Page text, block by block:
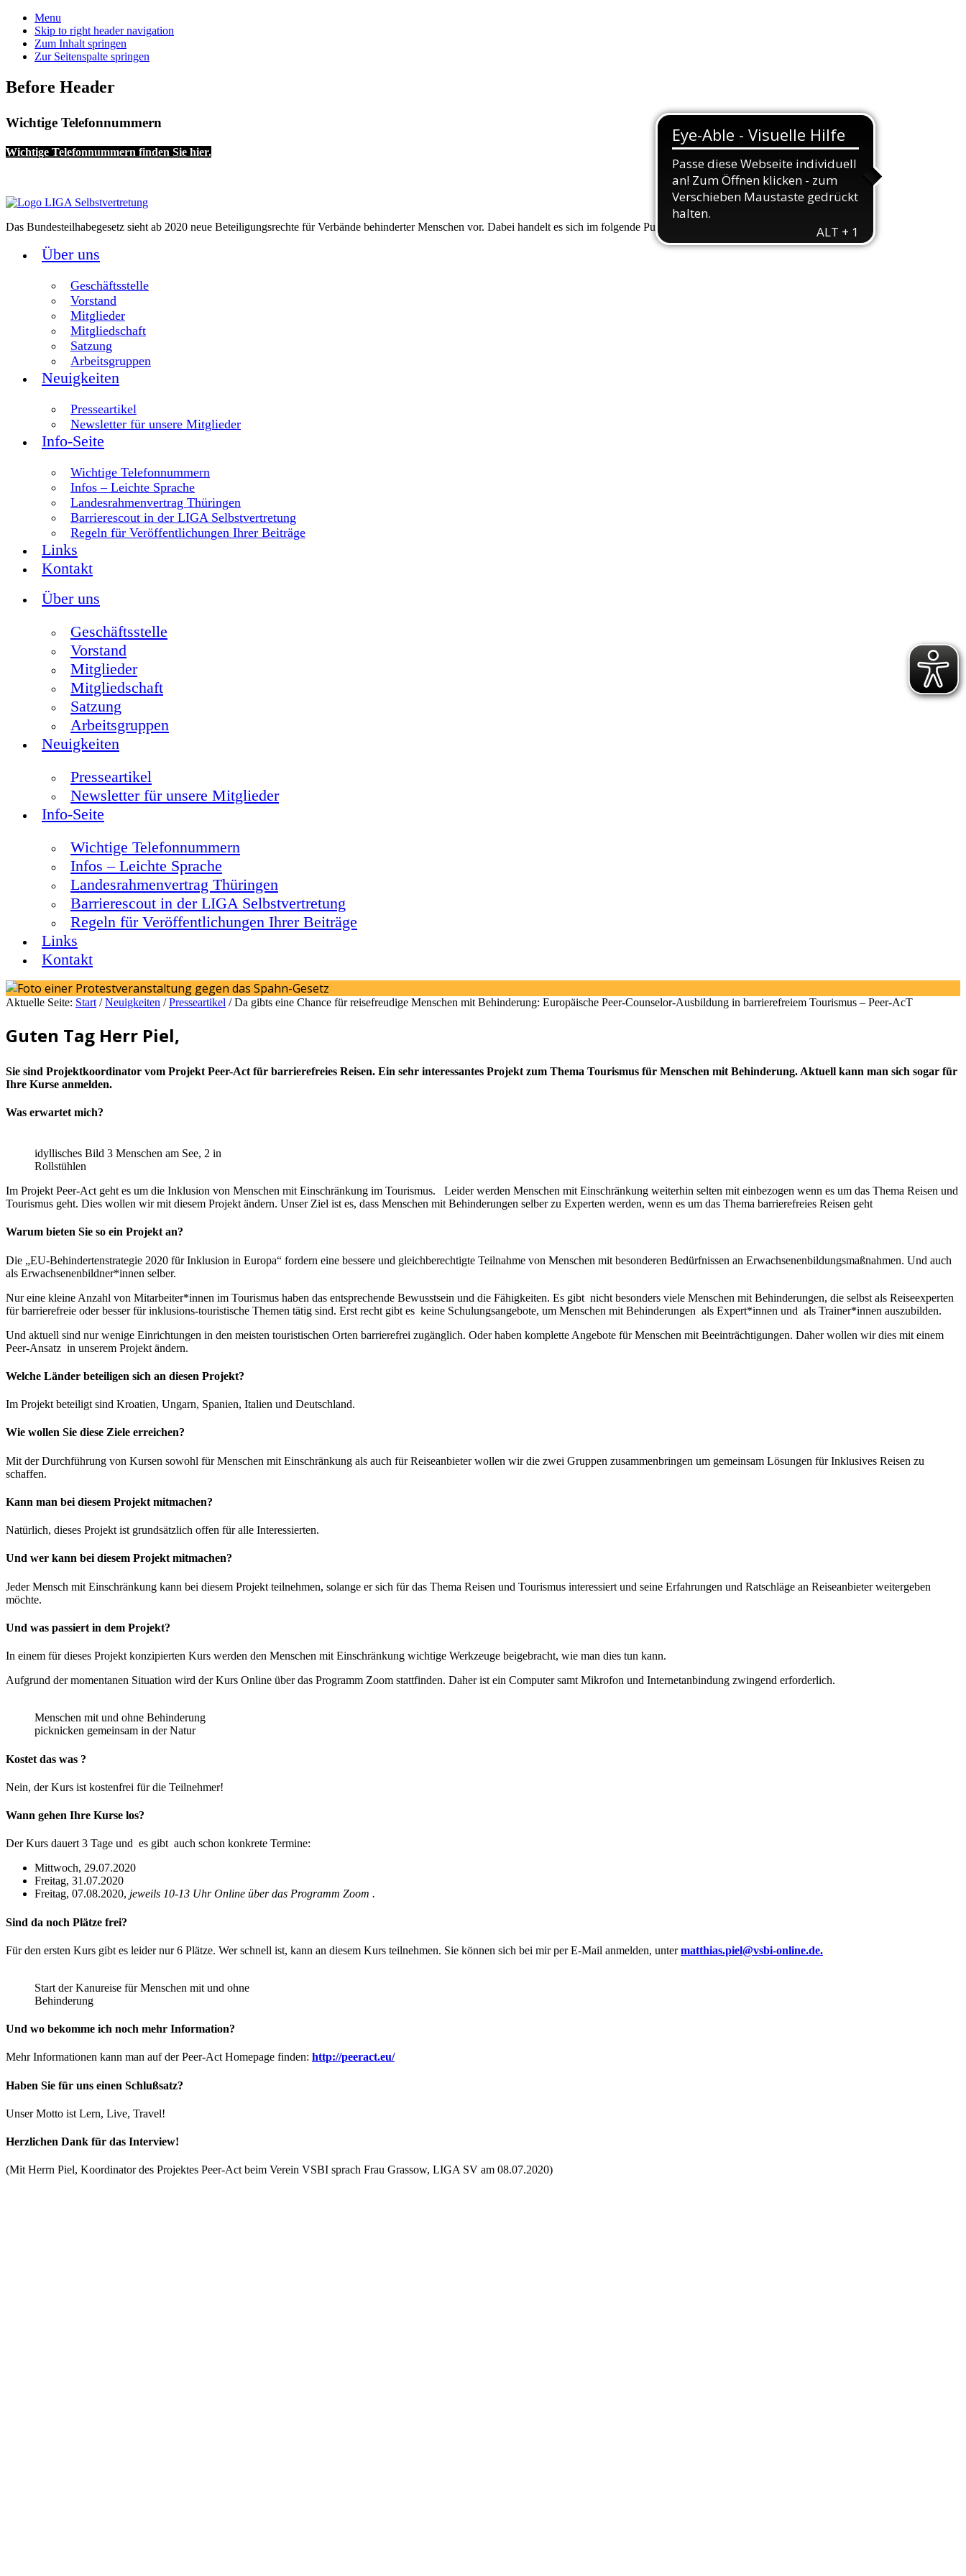
Menu
Skip to right header navigation
Zum Inhalt springen
Zur Seitenspalte springen
Before Header
Wichtige Telefonnummern
Wichtige Telefonnummern finden Sie hier.
Das Bundesteilhabegesetz sieht ab 2020 neue Beteiligungsrechte für Verbände behinderter Menschen vor. Dabei handelt es sich im folgende Punkte, die wir Ihnen hiermit erläutern wollen.
Über uns
Geschäftsstelle
Vorstand
Mitglieder
Mitgliedschaft
Satzung
Arbeitsgruppen
Neuigkeiten
Presseartikel
Newsletter für unsere Mitglieder
Info-Seite
Wichtige Telefonnummern
Infos – Leichte Sprache
Landesrahmenvertrag Thüringen
Barrierescout in der LIGA Selbstvertretung
Regeln für Veröffentlichungen Ihrer Beiträge
Links
Kontakt
Über uns
Geschäftsstelle
Vorstand
Mitglieder
Mitgliedschaft
Satzung
Arbeitsgruppen
Neuigkeiten
Presseartikel
Newsletter für unsere Mitglieder
Info-Seite
Wichtige Telefonnummern
Infos – Leichte Sprache
Landesrahmenvertrag Thüringen
Barrierescout in der LIGA Selbstvertretung
Regeln für Veröffentlichungen Ihrer Beiträge
Links
Kontakt
Aktuelle Seite: Start / Neuigkeiten / Presseartikel /Da gibts eine Chance für reisefreudige Menschen mit Behinderung: Europäische Peer-Counselor-Ausbildung in barrierefreiem Tourismus – Peer-AcT
Guten Tag Herr Piel,
Sie sind Projektkoordinator vom Projekt Peer-Act für barrierefreies Reisen. Ein sehr interessantes Projekt zum Thema Tourismus für Menschen mit Behinderung. Aktuell kann man sich sogar für
Ihre Kurse anmelden.
Was erwartet mich?
idyllisches Bild 3 Menschen am See, 2 in
Rollstühlen
Im Projekt Peer-Act geht es um die Inklusion von Menschen mit Einschränkung im Tourismus. Leider werden Menschen mit Einschränkung weiterhin selten mit einbezogen wenn es um das Thema Reisen und
Tourismus geht. Dies wollen wir mit diesem Projekt ändern. Unser Ziel ist es, dass Menschen mit Behinderungen selber zu Experten werden, wenn es um das Thema barrierefreies Reisen geht
Warum bieten Sie so ein Projekt an?
Die „EU-Behindertenstrategie 2020 für Inklusion in Europa“ fordern eine bessere und gleichberechtigte Teilnahme von Menschen mit besonderen Bedürfnissen an Erwachsenenbildungsmaßnahmen. Und auch
als Erwachsenenbildner*innen selber.
Nur eine kleine Anzahl von Mitarbeiter*innen im Tourismus haben das entsprechende Bewusstsein und die Fähigkeiten. Es gibt nicht besonders viele Menschen mit Behinderungen, die selbst als Reiseexperten
für barrierefreie oder besser für inklusions-touristische Themen tätig sind. Erst recht gibt es keine Schulungsangebote, um Menschen mit Behinderungen als Expert*innen und als Trainer*innen auszubilden.
Und aktuell sind nur wenige Einrichtungen in den meisten touristischen Orten barrierefrei zugänglich. Oder haben komplette Angebote für Menschen mit Beeinträchtigungen. Daher wollen wir dies mit einem
Peer-Ansatz in unserem Projekt ändern.
Welche Länder beteiligen sich an diesen Projekt?
Im Projekt beteiligt sind Kroatien, Ungarn, Spanien, Italien und Deutschland.
Wie wollen Sie diese Ziele erreichen?
Mit der Durchführung von Kursen sowohl für Menschen mit Einschränkung als auch für Reiseanbieter wollen wir die zwei Gruppen zusammenbringen um gemeinsam Lösungen für Inklusives Reisen zu
schaffen.
Kann man bei diesem Projekt mitmachen?
Natürlich, dieses Projekt ist grundsätzlich offen für alle Interessierten.
Und wer kann bei diesem Projekt mitmachen?
Jeder Mensch mit Einschränkung kann bei diesem Projekt teilnehmen, solange er sich für das Thema Reisen und Tourismus interessiert und seine Erfahrungen und Ratschläge an Reiseanbieter weitergeben
möchte.
Und was passiert in dem Projekt?
In einem für dieses Projekt konzipierten Kurs werden den Menschen mit Einschränkung wichtige Werkzeuge beigebracht, wie man dies tun kann.
Aufgrund der momentanen Situation wird der Kurs Online über das Programm Zoom stattfinden. Daher ist ein Computer samt Mikrofon und Internetanbindung zwingend erforderlich.
Menschen mit und ohne Behinderung
picknicken gemeinsam in der Natur
Kostet das was ?
Nein, der Kurs ist kostenfrei für die Teilnehmer!
Wann gehen Ihre Kurse los?
Der Kurs dauert 3 Tage und es gibt auch schon konkrete Termine:
Mittwoch, 29.07.2020
Freitag, 31.07.2020
Freitag, 07.08.2020, jeweils 10-13 Uhr Online über das Programm Zoom .
Sind da noch Plätze frei?
Für den ersten Kurs gibt es leider nur 6 Plätze. Wer schnell ist, kann an diesem Kurs teilnehmen. Sie können sich bei mir per E-Mail anmelden, untermatthias.piel@vsbi-online.de.
Start der Kanureise für Menschen mit und ohne
Behinderung
Und wo bekomme ich noch mehr Information?
Mehr Informationen kann man auf der Peer-Act Homepage finden: http://peeract.eu/
Haben Sie für uns einen Schlußsatz?
Unser Motto ist Lern, Live, Travel!
Herzlichen Dank für das Interview!
(Mit Herrn Piel, Koordinator des Projektes Peer-Act beim Verein VSBI sprach Frau Grassow, LIGA SV am 08.07.2020)